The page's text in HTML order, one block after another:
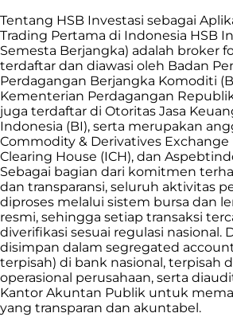
Tentang HSB Investasi sebagai
Trading Pertama di Indonesia HSB
Semesta Berjangka) adalah broker
terdaftar dan diawasi oleh Badan
Perdagangan Berjangka Komoditi
Kementerian Perdagangan
juga terdaftar di Otoritas Jasa
Indonesia (BI), serta merupakan
Commodity & Derivatives Exchange
Clearing House (ICH), dan
Sebagai bagian dari komitmen
dan transparansi, seluruh aktivitas
diproses melalui sistem bursa dan
resmi, sehingga setiap transaksi
diverifikasi sesuai regulasi nasional.
disimpan dalam segregated
terpisah) di bank nasional, terpisah
operasional perusahaan, serta
Kantor Akuntan Publik untuk
yang transparan dan akuntabel.